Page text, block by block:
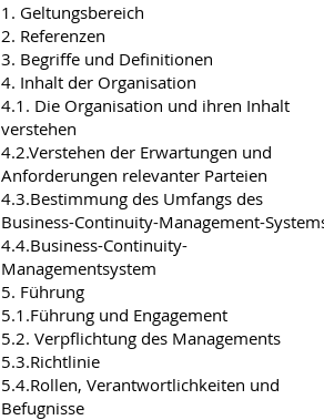
1. Geltungsbereich
2. Referenzen
3. Begriffe und Definitionen
4. Inhalt der Organisation
4.1. Die Organisation und ihren Inhalt
verstehen
4.2.Verstehen der Erwartungen und
Anforderungen relevanter Parteien
4.3.Bestimmung des Umfangs des
Business-Continuity-Management-
4.4.Business-Continuity-
Managementsystem
5. Führung
5.1.Führung und Engagement
5.2. Verpflichtung des Managements
5.3.Richtlinie
5.4.Rollen, Verantwortlichkeiten und
Befugnisse